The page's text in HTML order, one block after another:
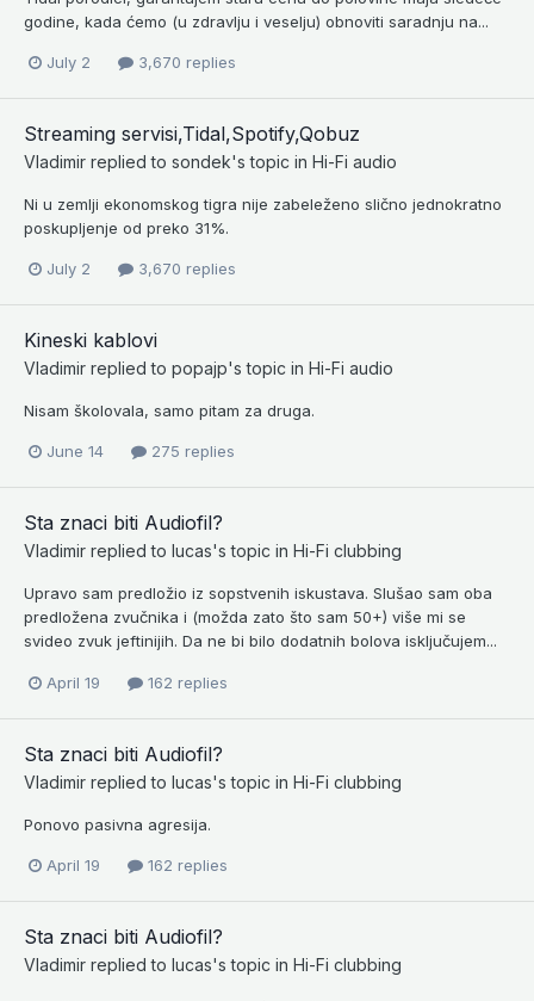
godine, kada ćemo (u zdravlju i veselju) obnoviti saradnju na...
July 2 3,670 replies
Streaming servisi,Tidal,Spotify,Qobuz
Vladimir replied to sondek's topic in Hi-Fi audio
Ni u zemlji ekonomskog tigra nije zabeleženo slično jednokratno
poskupljenje od preko 31%.
July 2 3,670 replies
Kineski kablovi
Vladimir replied to popajp's topic in Hi-Fi audio
Nisam školovala, samo pitam za druga.
June 14 275 replies
Sta znaci biti Audiofil?
Vladimir replied to lucas's topic in Hi-Fi clubbing
Upravo sam predložio iz sopstvenih iskustava. Slušao sam oba
predložena zvučnika i (možda zato što sam 50+) više mi se
svideo zvuk jeftinijih. Da ne bi bilo dodatnih bolova isključujem...
April 19 162 replies
Sta znaci biti Audiofil?
Vladimir replied to lucas's topic in Hi-Fi clubbing
Ponovo pasivna agresija.
April 19 162 replies
Sta znaci biti Audiofil?
Vladimir replied to lucas's topic in Hi-Fi clubbing